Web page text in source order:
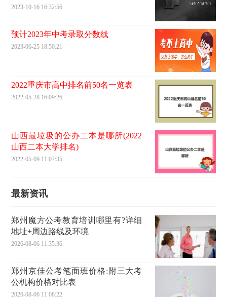
2023-10-16 16:32:56
预计2023年中考录取分数线
2023-06-25 18:50:21
2022重庆市高中排名前50名一览表
2022-05-28 16:09:26
山西最垃圾的公办二本是哪所(2022
山西二本大学排名)
2022-05-09 11:07:35
最新资讯
郑州魔方公考教育培训哪里有?详细
地址+周边路线及环境
2026-08-06 11:35:36
郑州京佳公考笔面班价格:附三大考
公机构价格对比表
2026-08-06 11:08:22